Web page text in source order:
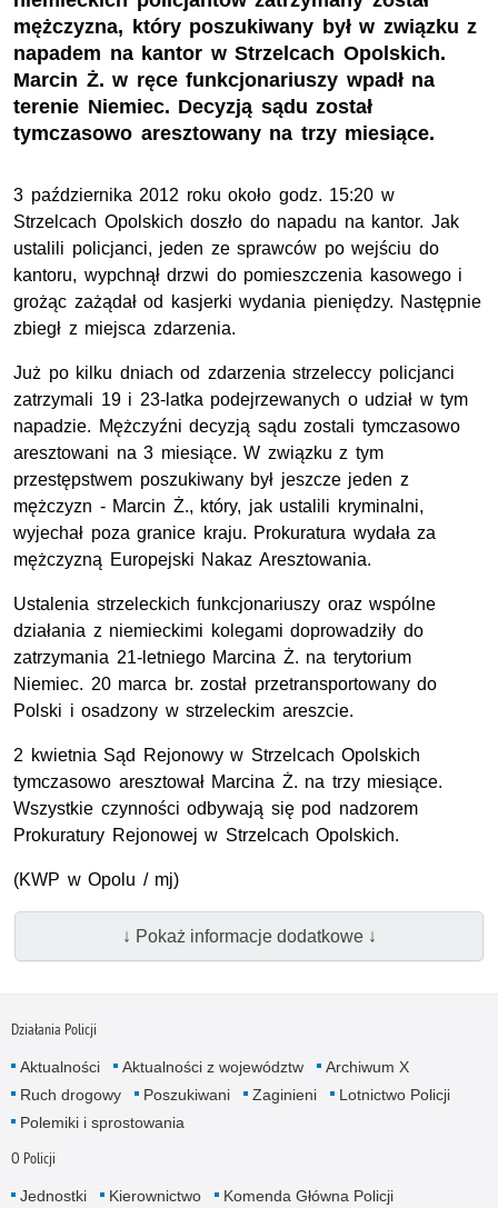
mężczyzna, który poszukiwany był w związku z
napadem na kantor w Strzelcach Opolskich.
Marcin Ż. w ręce funkcjonariuszy wpadł na
terenie Niemiec. Decyzją sądu został
tymczasowo aresztowany na trzy miesiące.
3 października 2012 roku około godz. 15:20 w
Strzelcach Opolskich doszło do napadu na kantor. Jak
ustalili policjanci, jeden ze sprawców po wejściu do
kantoru, wypchnął drzwi do pomieszczenia kasowego i
grożąc zażądał od kasjerki wydania pieniędzy. Następnie
zbiegł z miejsca zdarzenia.
Już po kilku dniach od zdarzenia strzeleccy policjanci
zatrzymali 19 i 23-latka podejrzewanych o udział w tym
napadzie. Mężczyźni decyzją sądu zostali tymczasowo
aresztowani na 3 miesiące. W związku z tym
przestępstwem poszukiwany był jeszcze jeden z
mężczyzn - Marcin Ż., który, jak ustalili kryminalni,
wyjechał poza granice kraju. Prokuratura wydała za
mężczyzną Europejski Nakaz Aresztowania.
Ustalenia strzeleckich funkcjonariuszy oraz wspólne
działania z niemieckimi kolegami doprowadziły do
zatrzymania 21-letniego Marcina Ż. na terytorium
Niemiec. 20 marca br. został przetransportowany do
Polski i osadzony w strzeleckim areszcie.
2 kwietnia Sąd Rejonowy w Strzelcach Opolskich
tymczasowo aresztował Marcina Ż. na trzy miesiące.
Wszystkie czynności odbywają się pod nadzorem
Prokuratury Rejonowej w Strzelcach Opolskich.
(KWP w Opolu / mj)
↓ Pokaż informacje dodatkowe ↓
Działania Policji
Aktualności Aktualności z województw
Archiwum X
Ruch drogowy
Poszukiwani Zaginieni
Lotnictwo Policji
Polemiki i sprostowania
O Policji
Jednostki Kierownictwo
Komenda Główna Policji